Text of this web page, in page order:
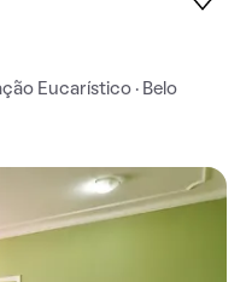
Eucarístico · Belo